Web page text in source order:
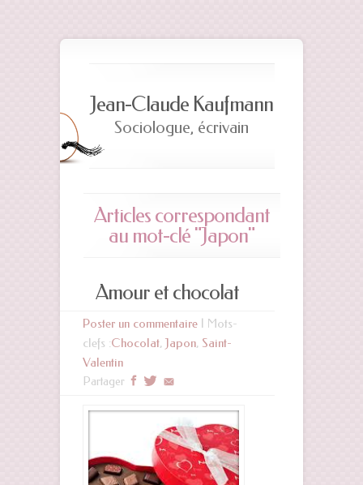
Jean-Claude Kaufmann
Sociologue, écrivain
Articles correspondant
au mot-clé "Japon"
Amour et chocolat
Poster un commentaire | Mots-
clefs :Chocolat, Japon, Saint-
Valentin
Partager